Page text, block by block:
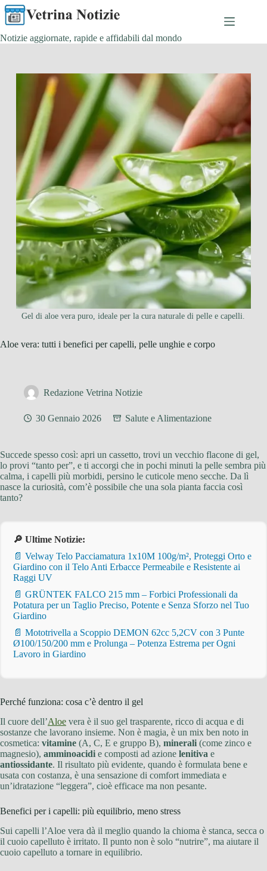
Salta
al
contenuto
Notizie aggiornate, rapide e affidabili dal mondo
Gel di aloe vera puro, ideale per la cura naturale di pelle e capelli.
Aloe vera: tutti i benefici per capelli, pelle unghie e corpo
Redazione Vetrina Notizie
30 Gennaio 2026 Salute e Alimentazione
Succede spesso così: apri un cassetto, trovi un vecchio flacone di gel,
lo provi “tanto per”, e ti accorgi che in pochi minuti la pelle sembra più
calma, i capelli più morbidi, persino le cuticole meno secche. Da lì
nasce la curiosità, com’è possibile che una sola pianta faccia così
tanto?
🔎 Ultime Notizie:
📄 Velway Telo Pacciamatura 1x10M 100g/m², Proteggi Orto e
Giardino con il Telo Anti Erbacce Permeabile e Resistente ai
Raggi UV
📄 GRÜNTEK FALCO 215 mm – Forbici Professionali da
Potatura per un Taglio Preciso, Potente e Senza Sforzo nel Tuo
Giardino
📄 Mototrivella a Scoppio DEMON 62cc 5,2CV con 3 Punte
Ø100/150/200 mm e Prolunga – Potenza Estrema per Ogni
Lavoro in Giardino
Perché funziona: cosa c’è dentro il gel
Il cuore dell’Aloe vera è il suo gel trasparente, ricco di acqua e di
sostanze che lavorano insieme. Non è magia, è un mix ben noto in
cosmetica: vitamine (A, C, E e gruppo B), minerali (come zinco e
magnesio), amminoacidi e composti ad azione lenitiva e
antiossidante. Il risultato più evidente, quando è formulata bene e
usata con costanza, è una sensazione di comfort immediata e
un’idratazione “leggera”, cioè efficace ma non pesante.
Benefici per i capelli: più equilibrio, meno stress
Sui capelli l’Aloe vera dà il meglio quando la chioma è stanca, secca o
il cuoio capelluto è irritato. Il punto non è solo “nutrire”, ma aiutare il
cuoio capelluto a tornare in equilibrio.